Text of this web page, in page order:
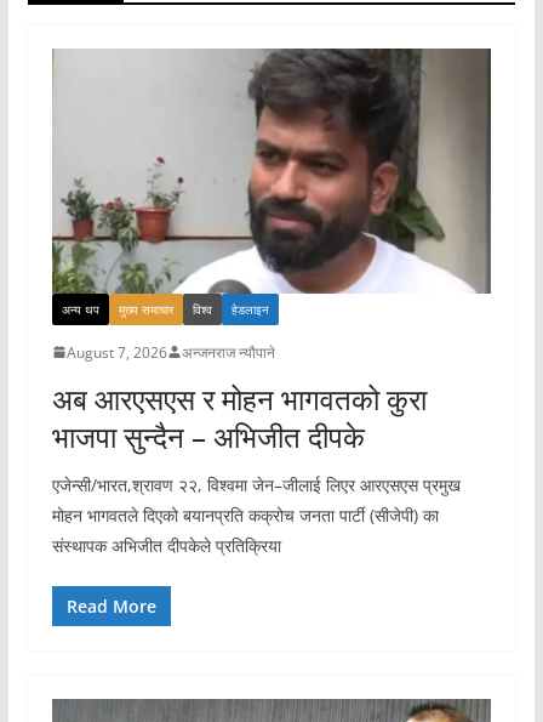
अन्य थप मुख्य समाचार विश्व हेडलाइन
August 7, 2026 अन्जनराज न्यौपाने
अब आरएसएस र मोहन भागवतको कुरा
भाजपा सुन्दैन – अभिजीत दीपके
एजेन्सी/भारत,श्रावण २२, विश्वमा जेन–जीलाई लिएर आरएसएस प्रमुख
मोहन भागवतले दिएको बयानप्रति कक्रोच जनता पार्टी (सीजेपी) का
संस्थापक अभिजीत दीपकेले प्रतिक्रिया
Read More